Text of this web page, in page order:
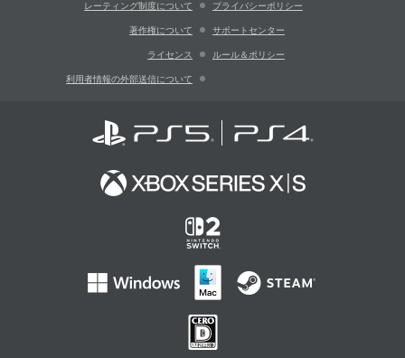
レーティング制度について プライバシーポリシー
著作権について サポートセンター
ライセンス ルール＆ポリシー
利用者情報の外部送信について